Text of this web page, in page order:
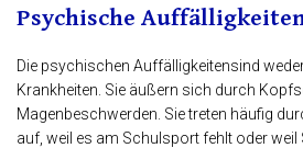
Psychische
Die psychischen Auffälligkeitensind
Krankheiten. Sie äußern sich durch
Magenbeschwerden. Sie treten häufig
auf, weil es am Schulsport fehlt oder weil